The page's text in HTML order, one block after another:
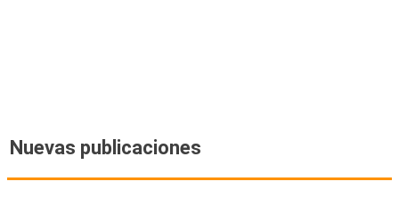
Nuevas publicaciones